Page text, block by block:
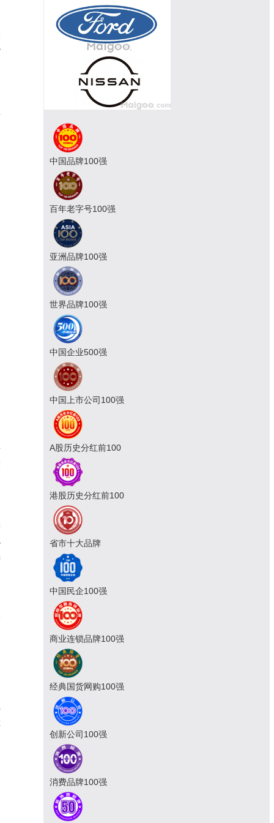
中国品牌100强
百年老字号100强
亚洲品牌100强
世界品牌100强
中国企业500强
中国上市公司100强
A股历史分红前100
港股历史分红前100
省市十大品牌
中国民企100强
商业连锁品牌100强
经典国货网购100强
创新公司100强
消费品牌100强